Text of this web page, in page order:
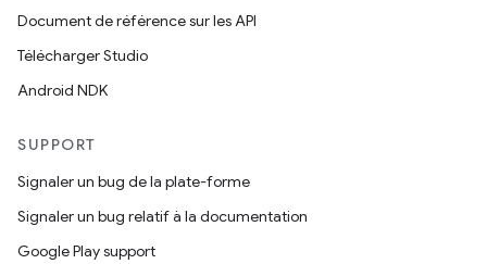
Document de référence sur les API
Télécharger Studio
Android NDK
SUPPORT
Signaler un bug de la plate-forme
Signaler un bug relatif à la documentation
Google Play support